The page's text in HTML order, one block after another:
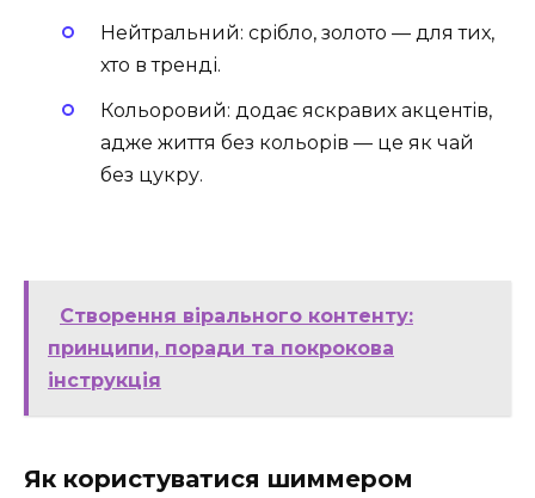
Нейтральний: срібло, золото — для тих,
хто в тренді.
Кольоровий: додає яскравих акцентів,
адже життя без кольорів — це як чай
без цукру.
Створення вірального контенту:
принципи, поради та покрокова
інструкція
Як користуватися шиммером